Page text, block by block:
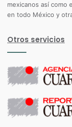
mexicanos así como
en todo México y
Otros servicios